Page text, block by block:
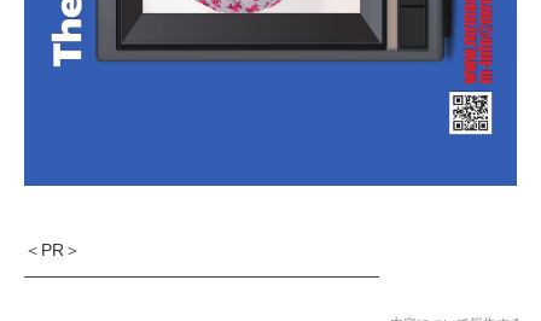
＜PR＞
―――――――――――――――――――――